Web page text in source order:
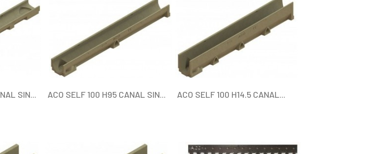
SIN... ACO SELF 100 H95 CANAL SIN... ACO SELF 100 H14.5 CANAL...